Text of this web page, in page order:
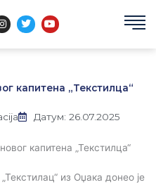
I
n
t
a
T
w
t
Y
o
t
капитена „Текстилца“
Датум: 26.07.2025
из Оџака донео је